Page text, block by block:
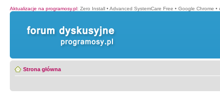
Aktualizacje na programosy.pl: Zero Install • Advanced SystemCare Free • Google Chrome •
Strona główna